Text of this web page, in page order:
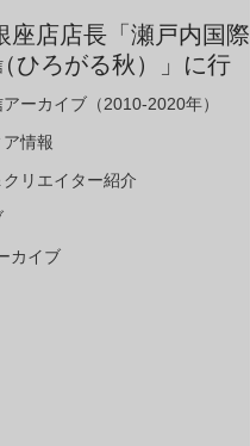
ーカイブ（2010-2020年）
情報
リエイター紹介
カイブ
座店店長「瀬戸内国際
ひろがる秋）」に行